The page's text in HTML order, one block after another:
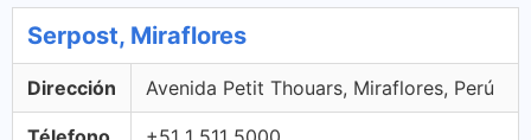
Serpost, Miraflores
Dirección Avenida Petit Thouars, Miraflores, Perú